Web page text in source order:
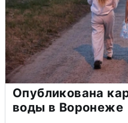
Опубликована
воды в Воронеже